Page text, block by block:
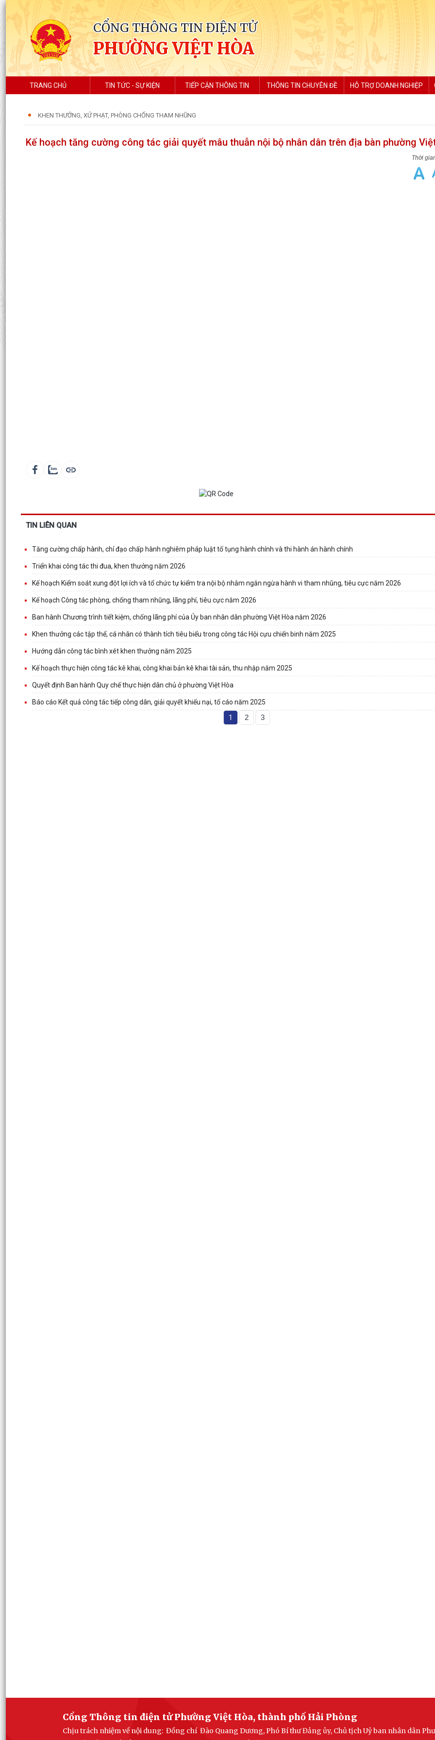
CỔNG THÔNG TIN ĐIỆN TỬ
PHƯỜNG VIỆT HÒA
TRANG CHỦ TIN TỨC - SỰ KIỆN TIẾP CẬN THÔNG TIN THÔNG TIN CHUYÊN ĐỀ HỖ TRỢ DOANH NGHIỆP
KHEN THƯỞNG, XỬ PHẠT, PHÒNG CHỐNG THAM NHŨNG
Kế hoạch tăng cường công tác giải quyết mâu thuẫn nội bộ nhân dân trên địa bàn phường
TIN LIÊN QUAN
Tăng cường chấp hành, chỉ đạo chấp hành nghiêm pháp luật tố tụng hành chính và thi hành án hành chính
Triển khai công tác thi đua, khen thưởng năm 2026
Kế hoạch Kiểm soát xung đột lợi ích và tổ chức tự kiểm tra nội bộ nhằm ngăn ngừa hành vi tham nhũng, tiêu cực năm 2026
Kế hoạch Công tác phòng, chống tham nhũng, lãng phí, tiêu cực năm 2026
Ban hành Chương trình tiết kiệm, chống lãng phí của Ủy ban nhân dân phường Việt Hòa năm 2026
Khen thưởng các tập thể, cá nhân có thành tích tiêu biểu trong công tác Hội cựu chiến binh năm 2025
Hướng dẫn công tác bình xét khen thưởng năm 2025
Kế hoạch thực hiện công tác kê khai, công khai bản kê khai tài sản, thu nhập năm 2025
Quyết định Ban hành Quy chế thực hiện dân chủ ở phường Việt Hòa
Báo cáo Kết quả công tác tiếp công dân, giải quyết khiếu nại, tố cáo năm 2025
1 2 3
Cổng Thông tin điện tử Phường Việt Hòa, thành phố Hải Phòng
Chịu trách nhiệm về nội dung: Đồng chí Đào Quang Dương, Phó Bí thư Đảng ủy, Chủ tịch Uỷ ban nhân dân